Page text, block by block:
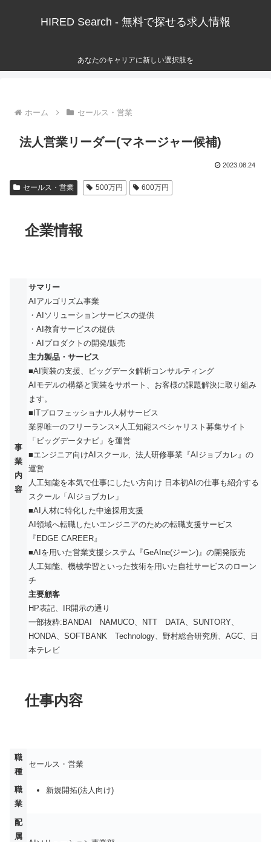
HIRED Search - 無料で探せる求人情報
あなたのキャリアに新しい選択肢を
ホーム セールス・営業
法人営業リーダー(マネージャー候補)
2023.08.24
セールス・営業 500万円 600万円
企業情報
事
業
内
容
サマリー
AIアルゴリズム事業
・AIソリューションサービスの提供
・AI教育サービスの提供
・AIプロダクトの開発/販売
主力製品・サービス
■AI実装の⽀援、ビッグデータ解析コンサルティング
AIモデルの構築と実装をサポート、お客様の課題解決に取り組み
ます。
■ITプロフェッショナル⼈材サービス
業界唯一のフリーランス×人工知能スペシャリスト募集サイト
「ビッグデータナビ」を運営
■エンジニア向けAIスクール、法⼈研修事業『AIジョブカレ』の
運営
人工知能を本気で仕事にしたい方向け ​日本初AIの仕事も紹介する
スクール「AIジョブカレ」
■AI⼈材に特化した中途採⽤⽀援
AI領域へ転職したいエンジニアのための転職支援サービス
『EDGE CAREER』
■AIを⽤いた営業⽀援システム『GeAIne(ジーン)』の開発販売
人工知能、機械学習といった技術を用いた自社サービスのローン
チ
主要顧客
HP表記、IR開示の通り
一部抜粋:BANDAI NAMUCO、NTT DATA、SUNTORY、
HONDA、SOFTBANK Technology、野村総合研究所、AGC、日
本テレビ
仕事内容
職
種
セールス・営業
職
業
新規開拓(法人向け)
配
属